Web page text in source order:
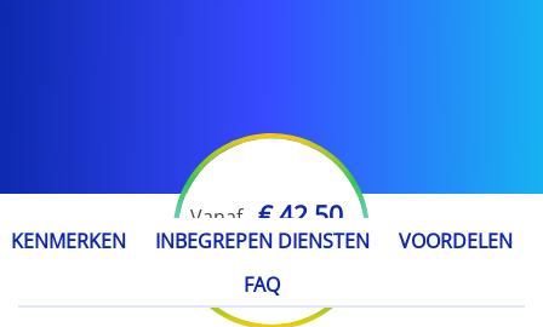
Vanaf € 42,50
/ jaar
KENMERKEN INBEGREPEN DIENSTEN
VOORDELEN
FAQ